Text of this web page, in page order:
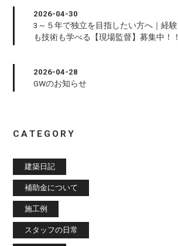
2026-04-30
3～５年で独立を目指したい方へ｜経験
も技術も学べる【現場監督】募集中！！
2026-04-28
GWのお知らせ
CATEGORY
建築日記
補助金について
施工例
スタッフの日常